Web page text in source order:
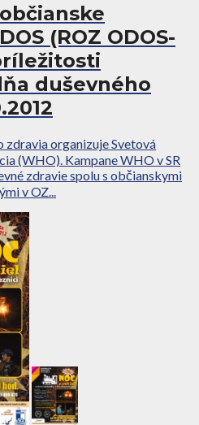
(ROZ ODOS-
duševného
zdravia organizuje Svetová
(WHO). Kampane WHO v SR
zdravie spolu s občianskymi
v OZ...